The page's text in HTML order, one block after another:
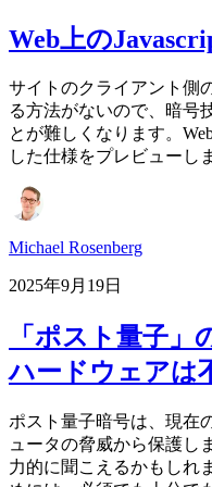
Web上の
サイトのクライアント側
る方法がないので、暗号
とが難しくなります。
した仕様をプレビューし
Michael Rosenberg
2025年9月19日
「ポスト量子
ハードウェアは
ポスト量子暗号は、現在
ュータの脅威から保護し
力的に聞こえるかもしれ